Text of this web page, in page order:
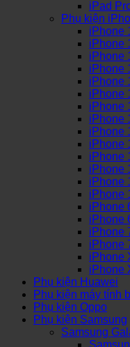
iPad
Phụ kiện
iPhone
iPhone
iPhone
iPhone
iPhone
iPhone
iPhone
iPhone
iPhone
iPhone
iPhone
iPhone
iPhone
iPhone
iPhone
iPhone
iPhone
iPhone
iPhone
iPhone
Phụ kiện Huawei
Phụ kiện máy tính
Phụ kiện Oppo
Phụ kiện Samsung
Samsung